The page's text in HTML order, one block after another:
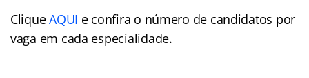
CliqueAQUI e confira o número de candidatos por
vaga em cada especialidade.